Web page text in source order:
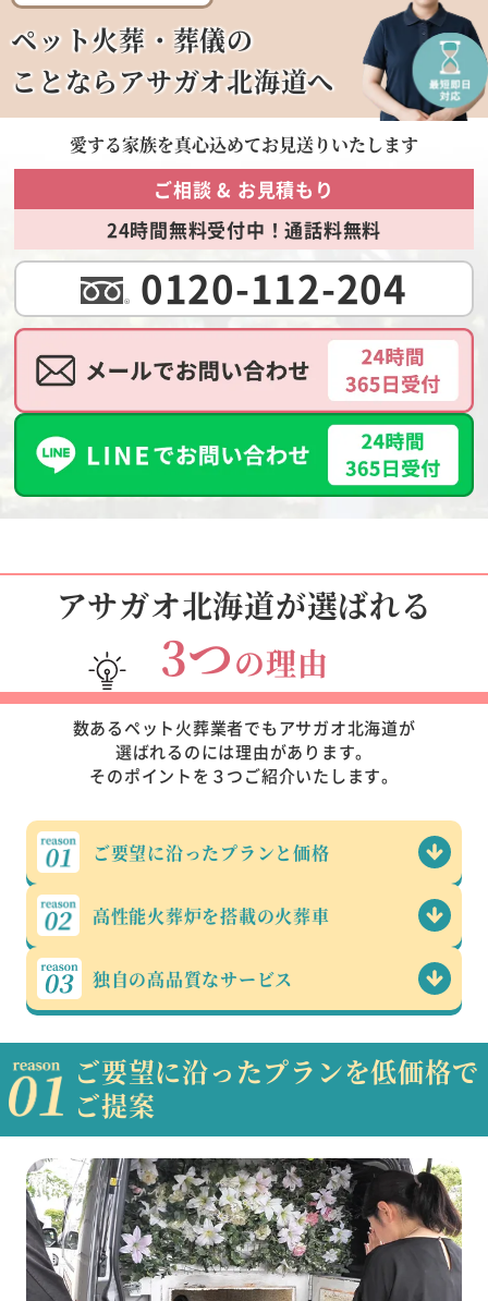
ペット火葬・葬儀の
ことならアサガオ北海道へ
愛する家族を真心込めてお見送りいたします
ご相談 & お見積もり
24時間無料受付中！通話料無料
0120-112-204
アサガオ北海道が選ばれる
3つの理由
数あるペット火葬業者でもアサガオ北海道が
選ばれるのには理由があります。
そのポイントを３つご紹介いたします。
ご要望に沿ったプランと価格
高性能火葬炉を搭載の火葬車
独自の高品質なサービス
ご要望に沿ったプランを低価格で
ご提案